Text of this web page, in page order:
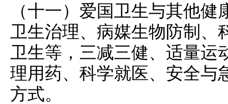
（十一）爱国卫生与其他
卫生治理、病媒生物防制、
卫生等， 三减三健、适量运
理用药、科学就医、安全与
方式。